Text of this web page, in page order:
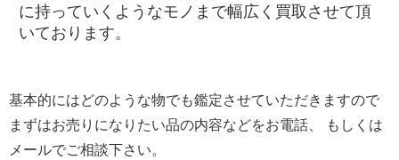
に持っていくようなモノまで幅広く買取させて頂
いております。
基本的にはどのような物でも鑑定させていただきますので
まずはお売りになりたい品の内容などをお電話、 もしくは
メールでご相談下さい。